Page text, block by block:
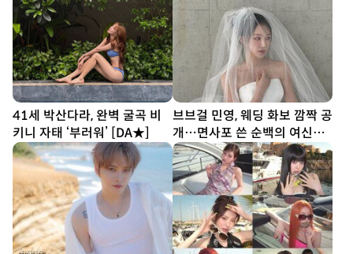
41세 박산다라, 완벽 굴곡 비
키니 자태 ‘부러워’ [DA★]
브브걸 민영, 웨딩 화보 깜짝 공
개…면사포 쓴 순백의 여신
[DA★]